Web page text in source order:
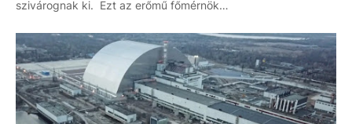
szivárognak ki. Ezt az erőmű főmérnök…